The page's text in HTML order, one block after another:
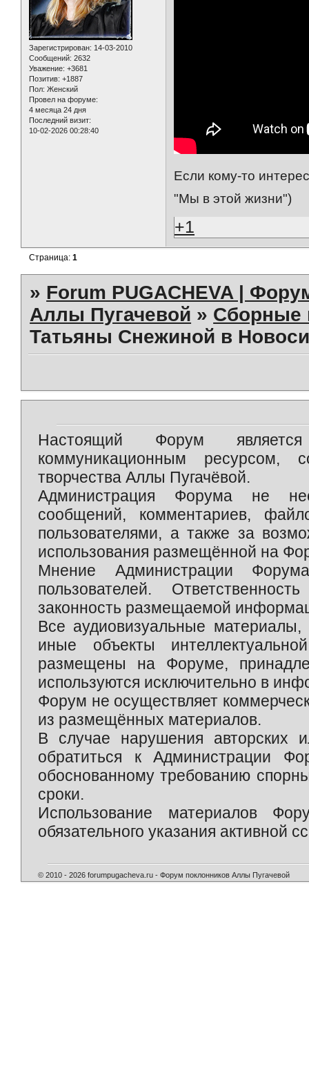
Зарегистрирован: 14-03-2010
Сообщений: 2632
Уважение: +3681
Позитив: +1887
Пол: Женский
Провел на форуме:
4 месяца 24 дня
Последний визит:
10-02-2026 00:28:40
Если кому-то
"Мы в этой жизни")
+1
Страница:1
» Forum PUGACHEVA |
Аллы Пугачевой » Сборные
Татьяны Снежиной в
Настоящий Форум является
коммуникационным ресурсом,
творчества Аллы Пугачёвой.
Администрация Форума не
сообщений, комментариев,
пользователями, а также за
использования размещённой на
Мнение Администрации
пользователей.
законность размещаемой
Все аудиовизуальные
иные объекты
размещены на Форуме,
используются исключительно в
Форум не осуществляет
из размещённых материалов.
В случае нарушения авторских
обратиться к Администрации
обоснованному требованию
сроки.
Использование материалов
обязательного указания активной
© 2010 - 2026 forumpugacheva.ru - Форум поклонников Аллы Пугачевой